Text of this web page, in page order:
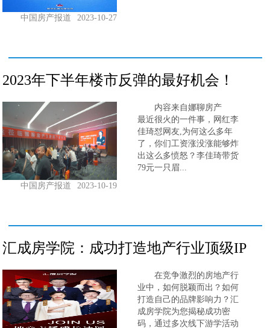
中国房产报道 2023-10-27
2023年下半年楼市反弹的最好机会！
内容来自娜聊房产
最近很火的一件事，网红李
佳琦怼网友,为何这么多年
了，你们工资涨没涨能够炸
出这么多愤怒？李佳琦带货
79元一只眉...
中国房产报道
2023-10-19
汇成房学院：成功打造地产行业顶级IP
在竞争激烈的房地产行
业中，如何脱颖而出？如何
打造自己的品牌影响力？汇
成房学院为您揭秘成功密
码，通过多次线下游学活动